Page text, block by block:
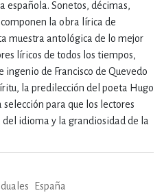
española. Sonetos, décimas,
la obra lírica de
muestra antológica de lo mejor
líricos de todos los tiempos,
de Francisco de Quevedo
la predilección del poeta Hugo
para que los lectores
idioma y la grandiosidad de la
España